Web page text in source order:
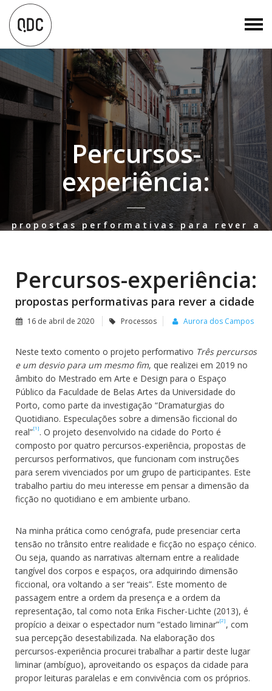
Percursos-
experiência:
propostas performativas para rever a
Percursos-experiência:
propostas performativas para rever a cidade
16 de abril de 2020 Processos Aurora dos Campos
Neste texto comento o projeto performativo Três percursos
e um desvio para um mesmo fim, que realizei em 2019 no
âmbito do Mestrado em Arte e Design para o Espaço
Público da Faculdade de Belas Artes da Universidade do
Porto, como parte da investigação “Dramaturgias do
Quotidiano. Especulações sobre a dimensão ficcional do
real”[1] . O projeto desenvolvido na cidade do Porto é
composto por quatro percursos-experiência, propostas de
percursos performativos, que funcionam com instruções
para serem vivenciados por um grupo de participantes. Este
trabalho partiu do meu interesse em pensar a dimensão da
ficção no quotidiano e em ambiente urbano.
Na minha prática como cenógrafa, pude presenciar certa
tensão no trânsito entre realidade e ficção no espaço cénico.
Ou seja, quando as narrativas alternam entre a realidade
tangível dos corpos e espaços, ora adquirindo dimensão
ficcional, ora voltando a ser “reais”. Este momento de
passagem entre a ordem da presença e a ordem da
representação, tal como nota Erika Fischer-Lichte (2013), é
propício a deixar o espectador num “estado liminar”[2] , com
sua percepção desestabilizada. Na elaboração dos
percursos-experiência procurei trabalhar a partir deste lugar
liminar (ambíguo), aproveitando os espaços da cidade para
propor leituras paralelas e em convivência com os próprios.